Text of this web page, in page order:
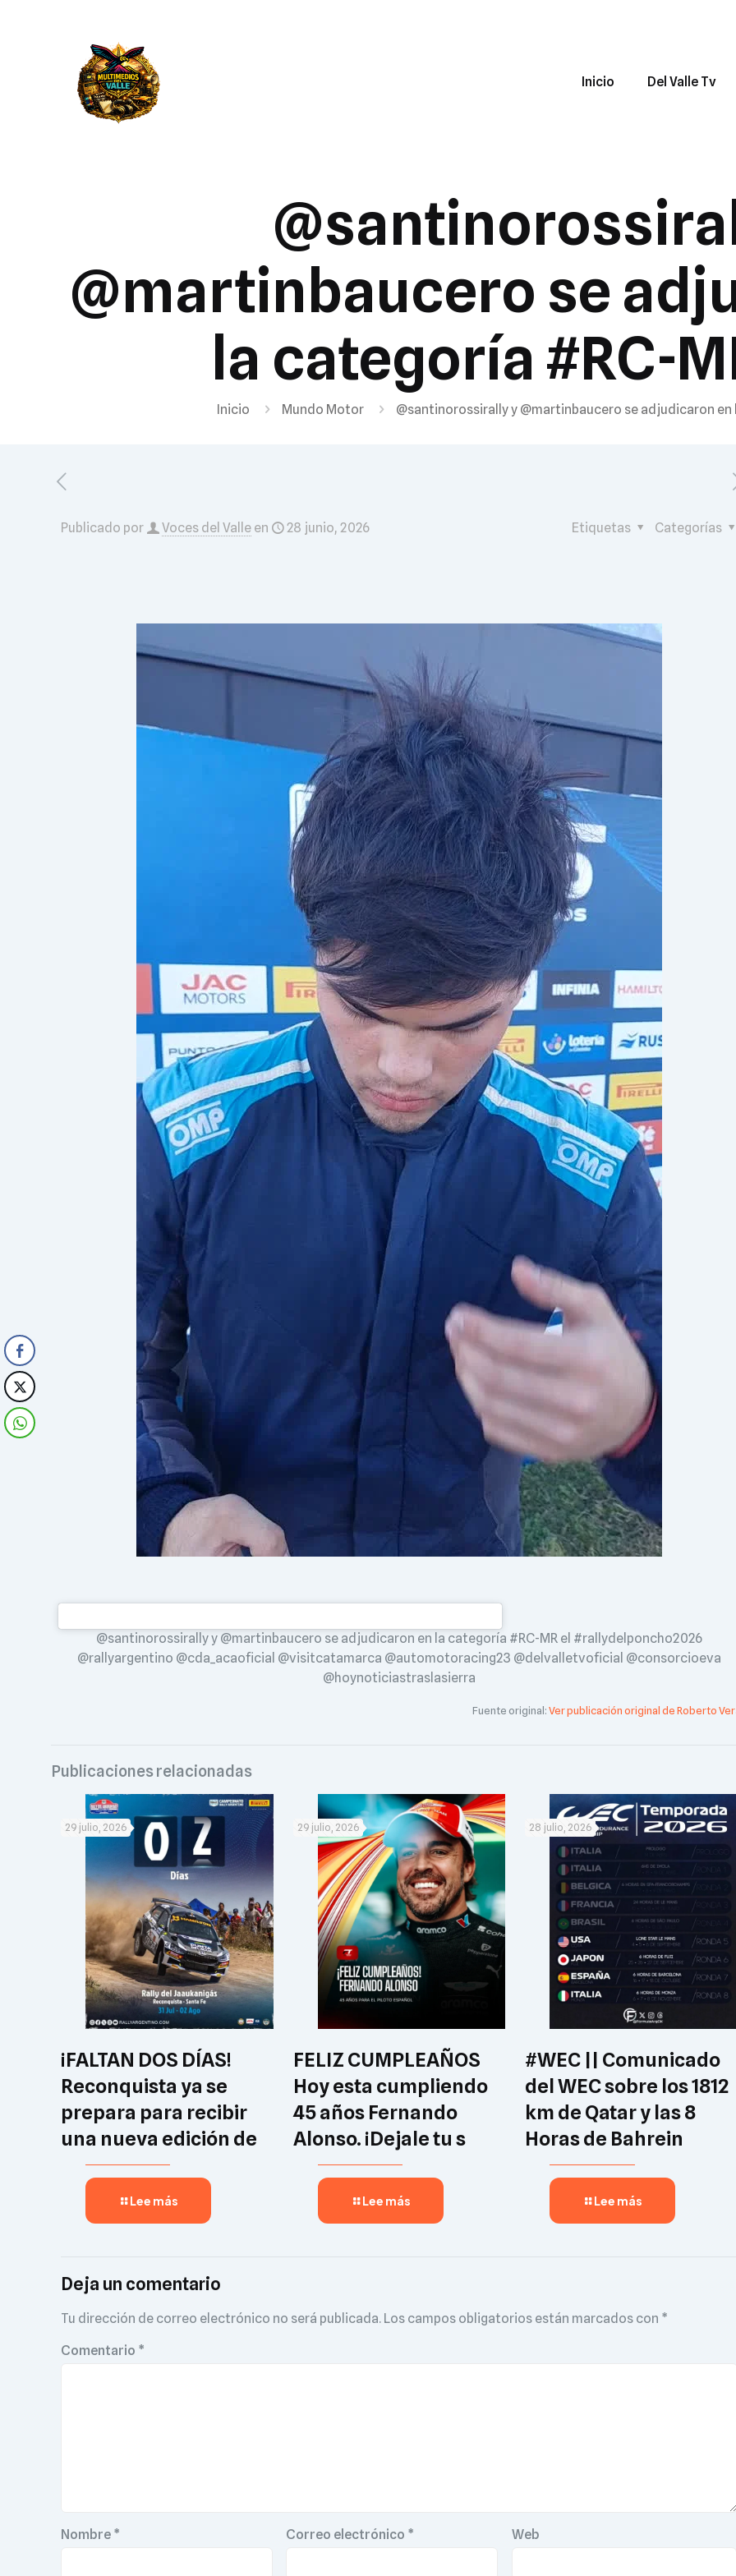
Inicio Del Valle Tv
@martinbaucero se
la categoría #RC-
Inicio Mundo Motor @santinorossirally y @martinbaucero se adjudicaron en
Publicado por Voces del Valle en 28 junio, 2026 Categorías
Etiquetas
@santinorossirally y @martinbaucero se adjudicaron en la categoría #RC-MR el #rallydelponcho2026
@rallyargentino @cda_acaoficial @visitcatamarca @automotoracing23 @delvalletvoficial @consorcioeva
@hoynoticiastraslasierra
Fuente original:Ver publicación original de Roberto
Publicaciones relacionadas
29 julio, 2026
¡FALTAN DOS DÍAS!
Reconquista ya se
prepara para recibir
una nueva edición de
Lee más
29 julio, 2026
FELIZ CUMPLEAÑOS
Hoy esta cumpliendo
45 años Fernando
Alonso. ¡Dejale tu s
Lee más
28 julio, 2026
#WEC || Comunicado
del WEC sobre los 1812
km de Qatar y las 8
Horas de Bahrein
Lee más
Deja un comentario
Tu dirección de correo electrónico no será publicada. Los campos obligatorios están marcados con *
Comentario *
Nombre * Correo electrónico * Web